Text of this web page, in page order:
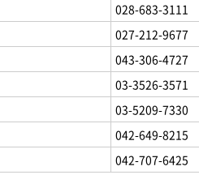
028-683-3111
027-212-9677
043-306-4727
03-3526-3571
03-5209-7330
042-649-8215
042-707-6425